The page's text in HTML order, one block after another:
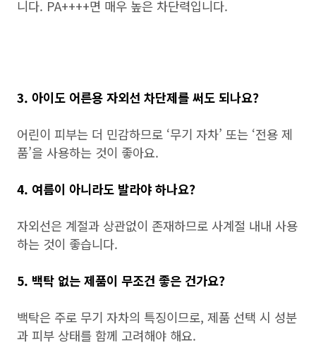
니다. PA++++면 매우 높은 차단력입니다.
3. 아이도 어른용 자외선 차단제를 써도 되나요?
어린이 피부는 더 민감하므로 ‘무기 자차’ 또는 ‘전용 제
품’을 사용하는 것이 좋아요.
4. 여름이 아니라도 발라야 하나요?
자외선은 계절과 상관없이 존재하므로 사계절 내내 사용
하는 것이 좋습니다.
5. 백탁 없는 제품이 무조건 좋은 건가요?
백탁은 주로 무기 자차의 특징이므로, 제품 선택 시 성분
과 피부 상태를 함께 고려해야 해요.